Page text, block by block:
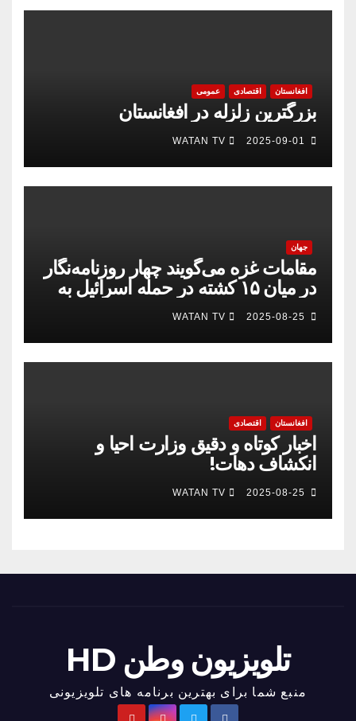
افغانستان اقتصادی عمومی
بزرگترین زلزله در افغانستان
2025-09-01
WATAN TV
جهان
مقامات غزه می‌گویند چهار روزنامه‌نگار
در میان ۱۵ کشته در حمله اسرائیل به
بیمارستان
2025-08-25
WATAN TV
افغانستان اقتصادی
اخبار کوتاه و دقیق وزارت احیا و
انکشاف دهات!
2025-08-25
WATAN TV
تلویزیون وطن HD
منبع شما برای بهترین برنامه های تلویزیونی